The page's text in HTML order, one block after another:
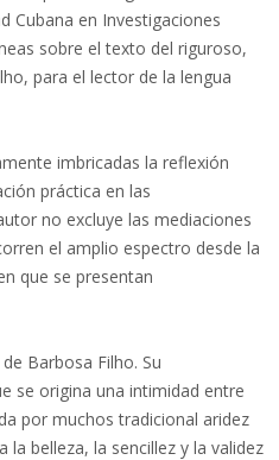
Cubana en Investigaciones
sobre el texto del riguroso,
para el lector de la lengua
imbricadas la reflexión
práctica en las
no excluye las mediaciones
el amplio espectro desde la
que se presentan
Barbosa Filho. Su
se origina una intimidad entre
por muchos tradicional aridez
belleza, la sencillez y la validez